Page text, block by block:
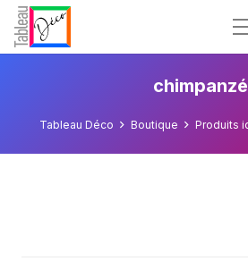
chimpanzé
Tableau Déco Boutique Produits